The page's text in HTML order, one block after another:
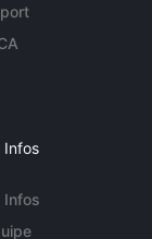
Infos
Infos